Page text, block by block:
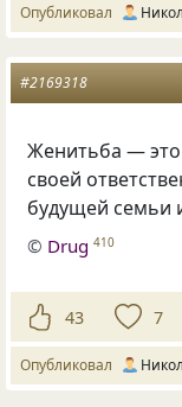
Опубликовал
#2169318
Женитьба — это
своей
будущей семьи
© Drug 410
43 7
Опубликовал